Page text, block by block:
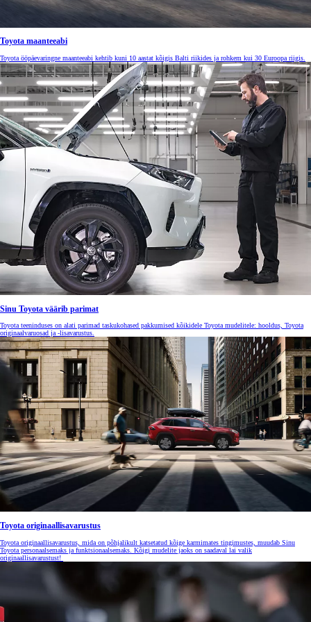
Toyota maanteeabi
Toyota ööpäevaringne maanteeabi kehtib kuni 10 aastat kõigis Balti riikides ja rohkem kui 30 Euroopa riigis.
Sinu Toyota väärib parimat
Toyota teeninduses on alati parimad taskukohased pakkumised kõikidele Toyota mudelitele: hooldus, Toyota
originaalvaruosad ja -lisavarustus.
Toyota originaallisavarustus
Toyota originaallisavarustus, mida on põhjalikult katsetatud kõige karmimates tingimustes, muudab Sinu
Toyota personaalsemaks ja funktsionaalsemaks. Kõigi mudelite jaoks on saadaval lai valik
originaallisavarustust!